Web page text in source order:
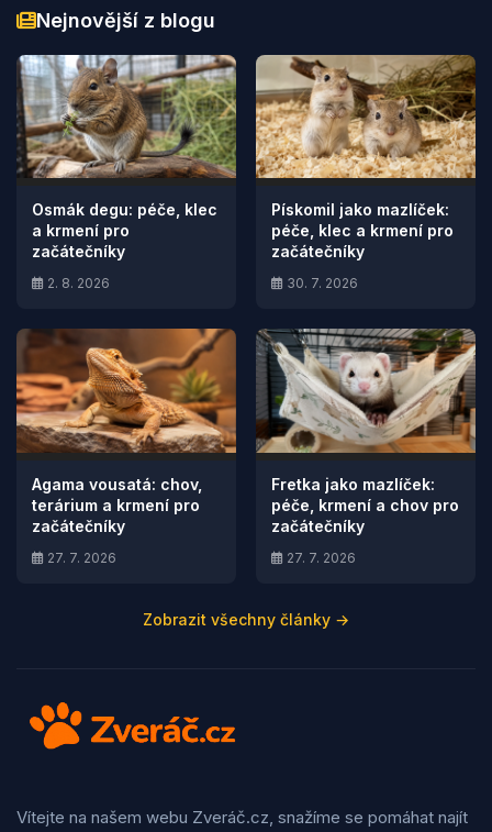
Nejnovější z blogu
Osmák degu: péče, klec
a krmení pro
začátečníky
2. 8. 2026
Pískomil jako mazlíček:
péče, klec a krmení pro
začátečníky
30. 7. 2026
Agama vousatá: chov,
terárium a krmení pro
začátečníky
27. 7. 2026
Fretka jako mazlíček:
péče, krmení a chov pro
začátečníky
27. 7. 2026
Zobrazit všechny články →
Vítejte na našem webu Zveráč.cz, snažíme se pomáhat najít